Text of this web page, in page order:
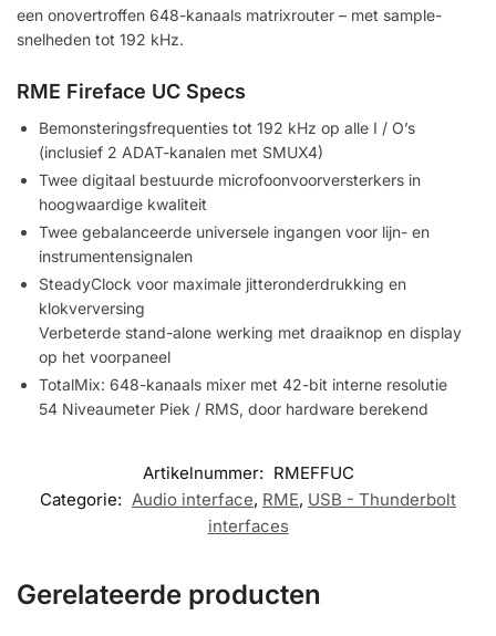
een onovertroffen 648-kanaals matrixrouter – met sample-
snelheden tot 192 kHz.
RME Fireface UC Specs
Bemonsteringsfrequenties tot 192 kHz op alle I / O’s
(inclusief 2 ADAT-kanalen met SMUX4)
Twee digitaal bestuurde microfoonvoorversterkers in
hoogwaardige kwaliteit
Twee gebalanceerde universele ingangen voor lijn- en
instrumentensignalen
SteadyClock voor maximale jitteronderdrukking en
klokverversing
Verbeterde stand-alone werking met draaiknop en display
op het voorpaneel
TotalMix: 648-kanaals mixer met 42-bit interne resolutie
54 Niveaumeter Piek / RMS, door hardware berekend
Artikelnummer: RMEFFUC
Categorie: Audio interface, RME, USB - Thunderbolt
interfaces
Gerelateerde producten